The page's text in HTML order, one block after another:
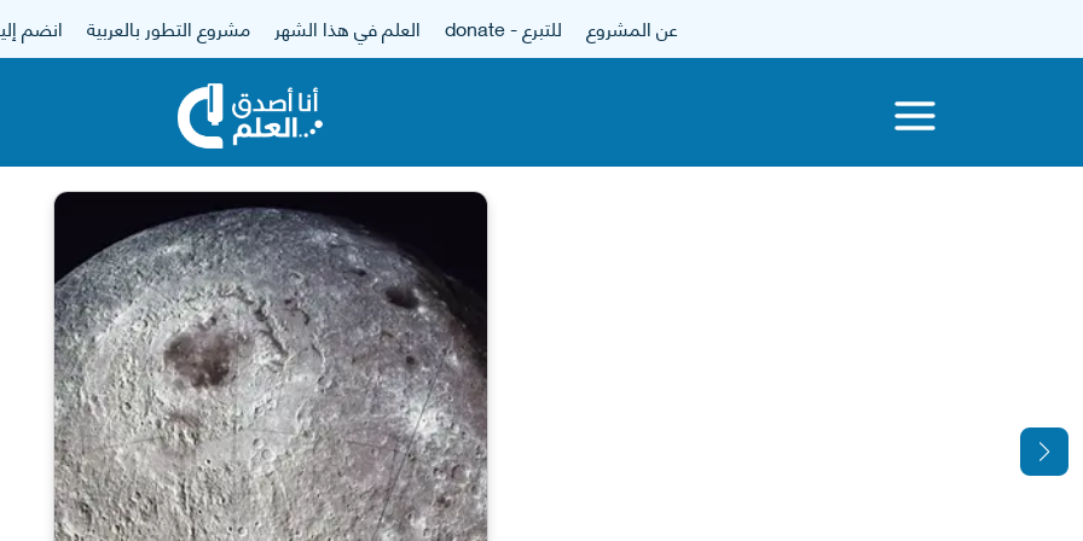
عن المشروع للتبرع - donate العلم في هذا الشهر مشروع التطور بالعربية انضم